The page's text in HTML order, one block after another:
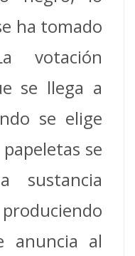
ha tomado
votación
se llega a
se elige
se
sustancia
anuncia al